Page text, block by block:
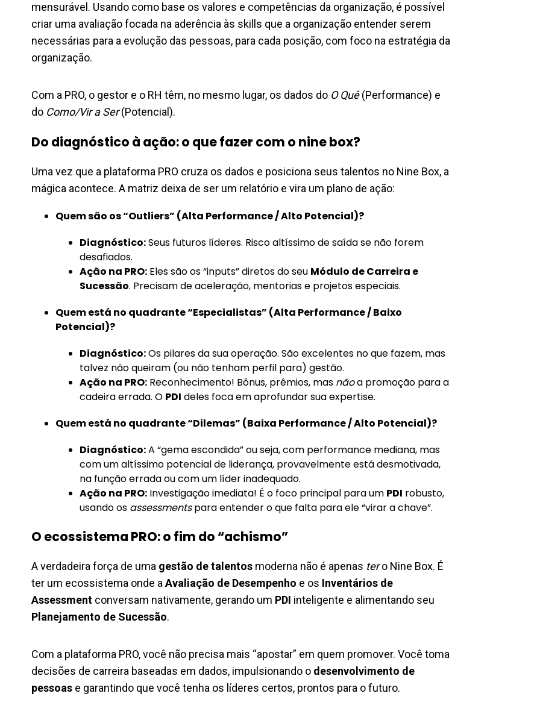
mensurável. Usando como base os valores e competências da organização, é possível
criar uma avaliação focada na aderência às skills que a organização entender serem
necessárias para a evolução das pessoas, para cada posição, com foco na estratégia da
organização.
Com a PRO, o gestor e o RH têm, no mesmo lugar, os dados do O Quê(Performance) e
do Como/Vir a Ser(Potencial).
Do diagnóstico à ação: o que fazer com o nine box?
Uma vez que a plataforma PRO cruza os dados e posiciona seus talentos no Nine Box, a
mágica acontece. A matriz deixa de ser um relatório e vira um plano de ação:
Quem são os “Outliers” (Alta Performance / Alto Potencial)?
Diagnóstico:Seus futuros líderes. Risco altíssimo de saída se não forem
desafiados.
Ação na PRO: Eles são os “inputs” diretos do seu Módulo de Carreira e
Sucessão. Precisam de aceleração, mentorias e projetos especiais.
Quem está no quadrante “Especialistas” (Alta Performance / Baixo
Potencial)?
Diagnóstico:Os pilares da sua operação. São excelentes no que fazem, mas
talvez não queiram (ou não tenham perfil para) gestão.
Ação na PRO: Reconhecimento! Bônus, prêmios, mas nãoa promoção para a
cadeira errada. O PDI deles foca em aprofundar sua expertise.
Quem está no quadrante “Dilemas” (Baixa Performance / Alto Potencial)?
Diagnóstico:A “gema escondida” ou seja, com performance mediana, mas
com um altíssimo potencial de liderança, provavelmente está desmotivada,
na função errada ou com um líder inadequado.
Ação na PRO: Investigação imediata! É o foco principal para um PDI robusto,
usando os assessmentspara entender o que falta para ele “virar a chave”.
O ecossistema PRO: o fim do “achismo”
A verdadeira força de uma gestão de talentos moderna não é apenas tero Nine Box. É
ter um ecossistema onde a Avaliação de Desempenho e os Inventários de
Assessment conversam nativamente, gerando um PDI inteligente e alimentando seu
Planejamento de Sucessão.
Com a plataforma PRO, você não precisa mais “apostar” em quem promover. Você toma
decisões de carreira baseadas em dados, impulsionando o desenvolvimento de
pessoas e garantindo que você tenha os líderes certos, prontos para o futuro.